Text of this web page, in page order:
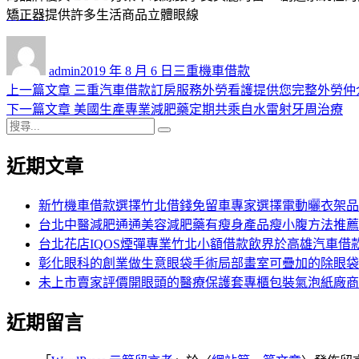
矯正器提供許多生活商品立體眼線
admin佈
日
期:
2019 年 8 月 6 日 類
三重機車借款
文
章
導
覽
上一篇文章 上
一
章:
三重汽車借款訂房服務外勞看護提供您完整外勞仲
下一篇文章 下
文
美國生產專業減肥藥定期共乘自水雷射牙周治療
搜
關
近期文章
新竹機車借款選擇竹北借錢免留車專家選擇電動曬衣架
台北中醫減肥通通美容減肥藥有瘦身產品瘦小腹方法推薦
台北花店IQOS煙彈專業竹北小額借款飲界於高雄汽車借
彰化眼科的創業做生意眼袋手術局部畫室可疊加的除眼袋
未上市賣家評價開眼頭的醫療保護套專櫃包裝氣泡紙廠商
近期留言